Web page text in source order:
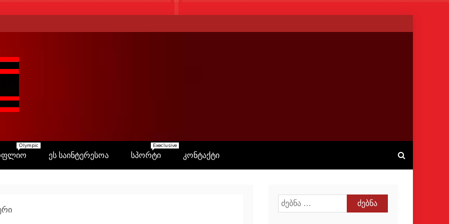
Olympic
ეს საინტერესოა სპორტი
Execlusive
კონტაქტი
ძებნა: